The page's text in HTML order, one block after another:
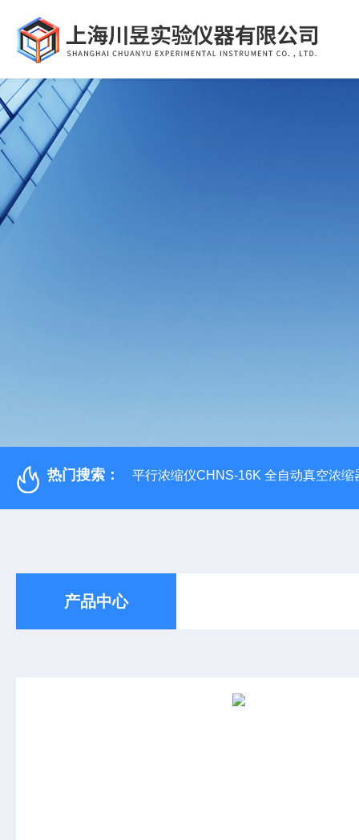
热门搜索： 平行浓缩仪CHNS-16K 全自动真空浓缩
产品中心